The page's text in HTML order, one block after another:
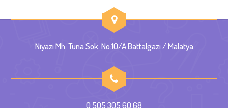
Niyazi Mh. Tuna Sok. No:10/A Battalgazi / Malatya
0 505 305 60 68